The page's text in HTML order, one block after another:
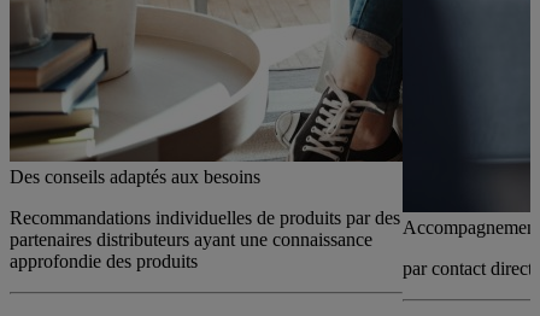
Des conseils adaptés aux besoins
Recommandations individuelles de produits par des
partenaires distributeurs ayant une connaissance
approfondie des produits
par contact direct